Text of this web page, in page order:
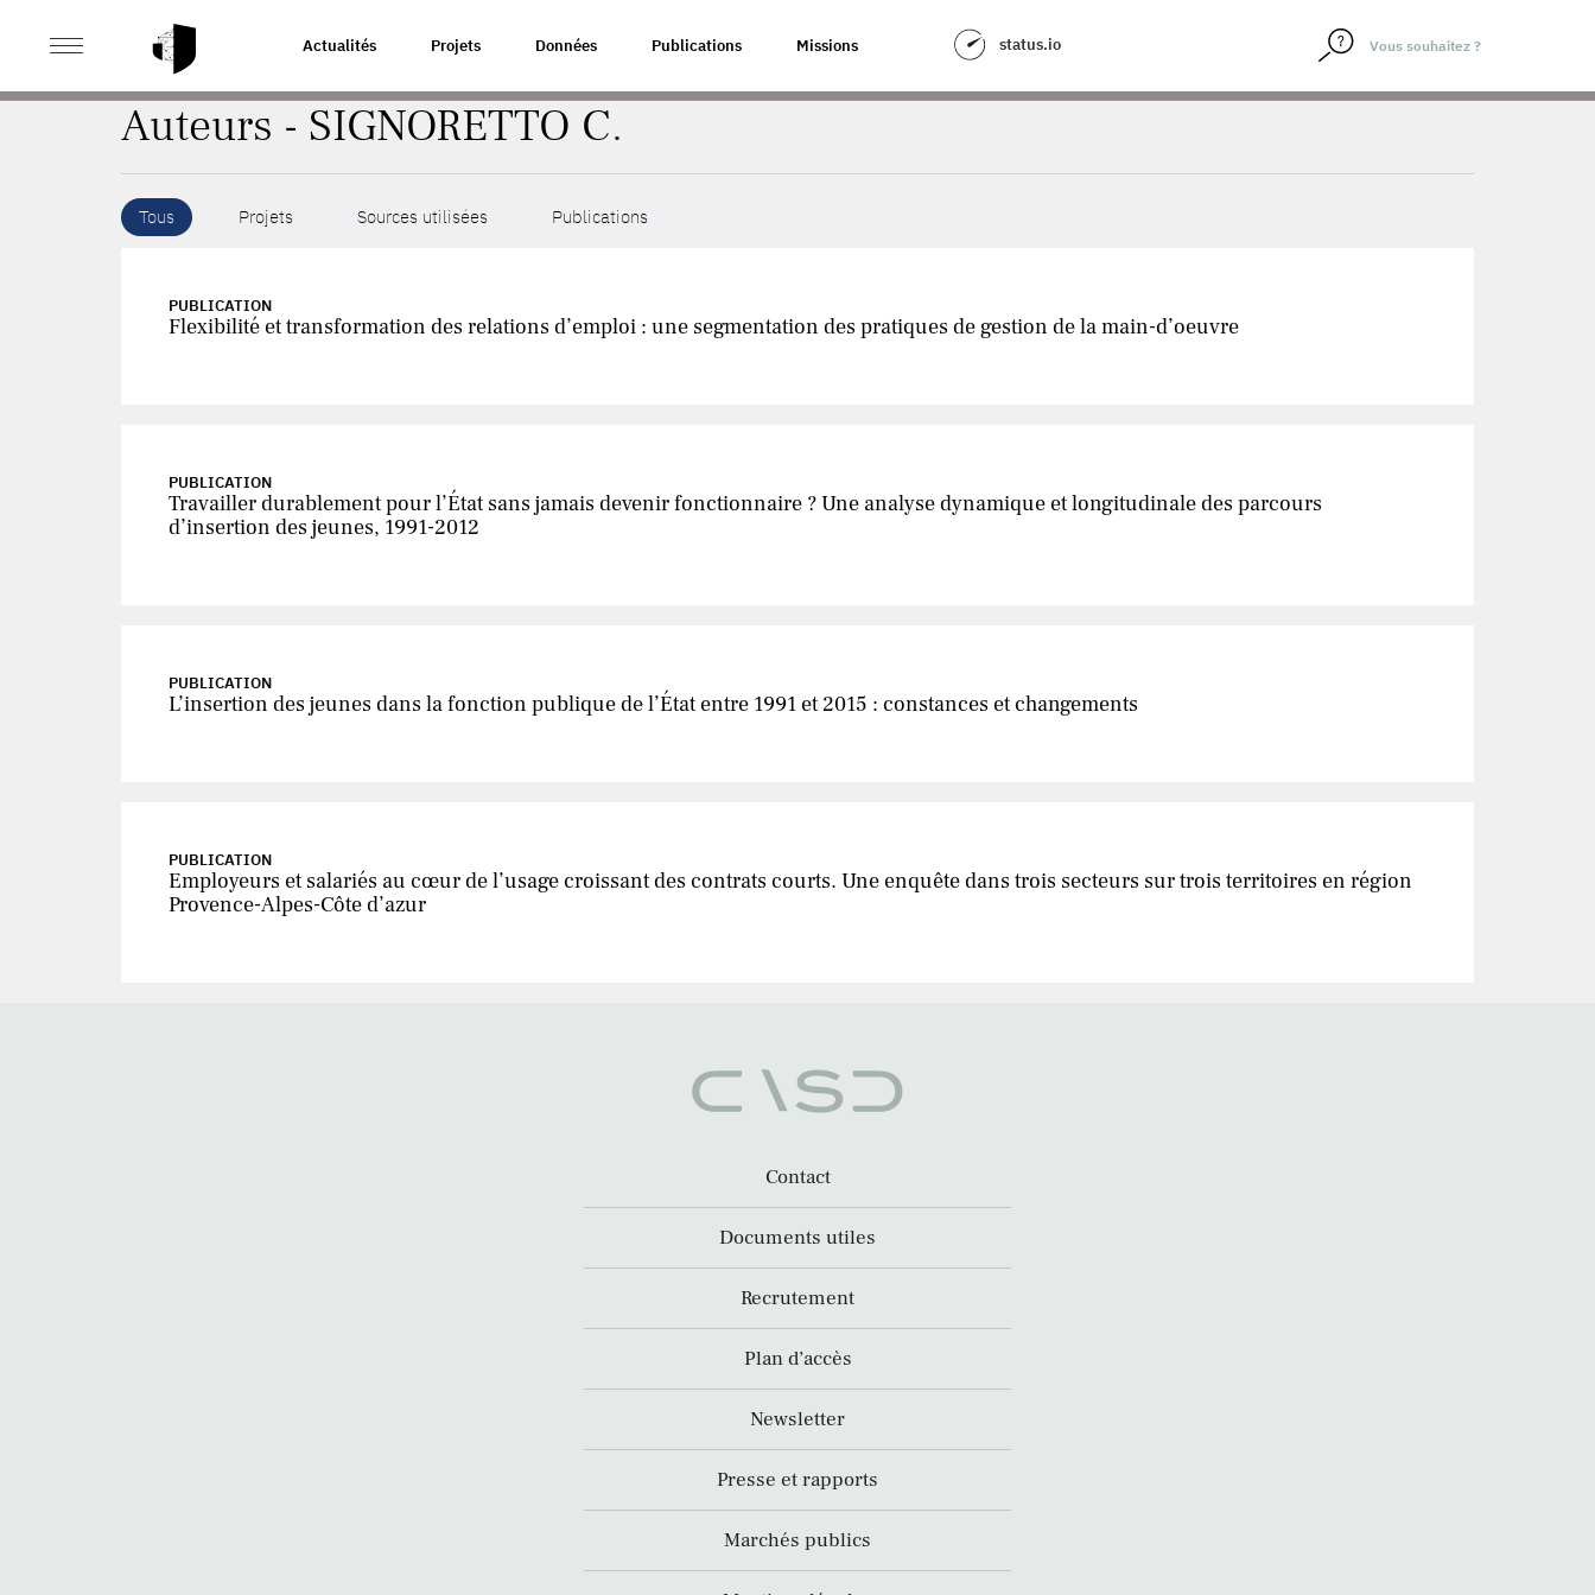
Actualités Projets Données Publications Missions status.io
ACCUEIL
Auteurs - SIGNORETTO C.
Tous Projets Sources utilisées Publications
PUBLICATION
Flexibilité et transformation des relations d’emploi : une segmentation des pratiques de gestion de la main-d’oeuvre
PUBLICATION
Travailler durablement pour l’État sans jamais devenir fonctionnaire ? Une analyse dynamique et longitudinale des parcours
d’insertion des jeunes, 1991-2012
PUBLICATION
L’insertion des jeunes dans la fonction publique de l’État entre 1991 et 2015 : constances et changements
PUBLICATION
Employeurs et salariés au cœur de l’usage croissant des contrats courts. Une enquête dans trois secteurs sur trois territoires en région
Provence-Alpes-Côte d’azur
Contact
Documents utiles
Recrutement
Plan d’accès
Newsletter
Presse et rapports
Marchés publics